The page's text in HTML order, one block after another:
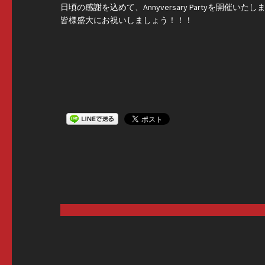
日頃の感謝を込めて、Annyversary Partyを開催いたし
皆様盛大にお祝いしましょう！！！